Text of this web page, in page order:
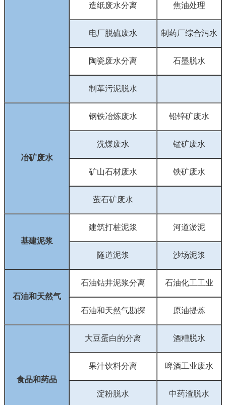
造纸废水分离 焦油处理
电厂脱硫废水 制药厂综合污水
陶瓷废水分离 石墨脱水
制革污泥脱水
冶矿废水
钢铁冶炼废水 铅锌矿废水
洗煤废水 锰矿废水
矿山石材废水 铁矿废水
萤石矿废水
基建泥浆
建筑打桩泥浆 河道淤泥
隧道泥浆 沙场泥浆
石油和天然气
石油钻井泥浆分离 石油化工工业
石油和天然气勘探 原油提炼
食品和药品
大豆蛋白的分离 酒糟脱水
果汁饮料分离 啤酒工业废水
淀粉脱水 中药渣脱水